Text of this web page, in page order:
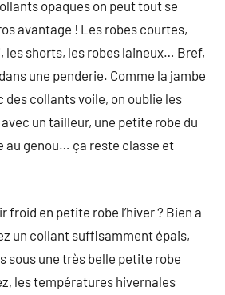
opaques on peut tout se
avantage ! Les robes courtes,
les shorts, les robes laineux… Bref,
une penderie. Comme la jambe
des collants voile, on oublie les
un tailleur, une petite robe du
au genou… ça reste classe et
froid en petite robe l’hiver ? Bien a
un collant suffisamment épais,
sous une très belle petite robe
les températures hivernales